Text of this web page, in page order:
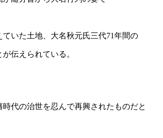
いた土地、大名秋元氏三代71年間の
伝えられている。
代の治世を忍んで再興されたものだと